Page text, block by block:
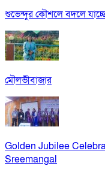
শুভেন্দুর কৌশলে বদলে
মৌলভীবাজার
Golden Jubilee
Sreemangal